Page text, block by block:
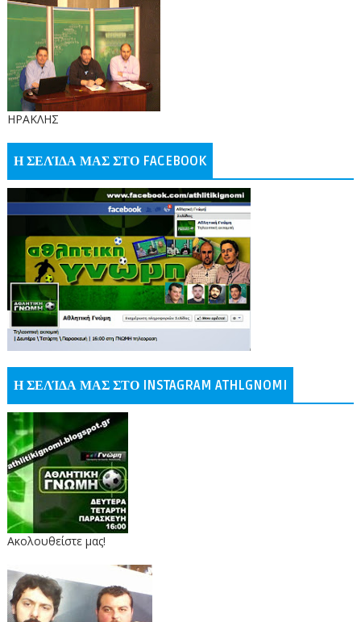
ΗΡΑΚΛΗΣ
Η ΣΕΛΊΔΑ ΜΑΣ ΣΤΟ FACEBOOK
Η ΣΕΛΊΔΑ ΜΑΣ ΣΤΟ INSTAGRAM ATHLGNOMI
Ακολουθείστε μας!